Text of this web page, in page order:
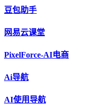
豆包助手
网易云课堂
PixelForce-AI电商
Ai导航
AI使用导航